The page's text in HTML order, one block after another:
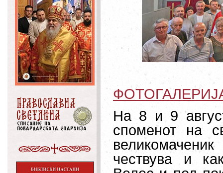
На 8 и 9
споменот на
чествува и